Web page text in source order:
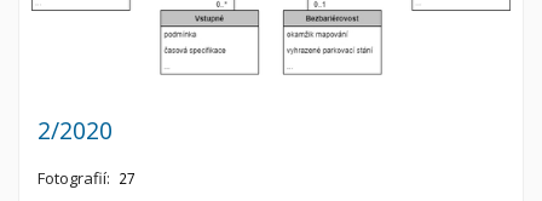
2/2020
Fotografií: 27